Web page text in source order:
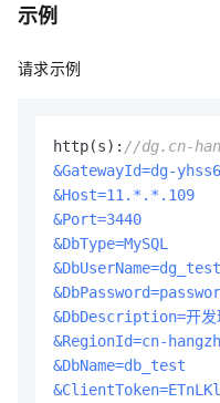
示例
请求示例
http(s): //dg.cn-
&GatewayId=dg-
&Host=11.*.*.109
&Port=3440
&DbType=MySQL
&DbUserName=dg_test
&DbDescription=开发
&RegionId=cn-
&DbName=db_test